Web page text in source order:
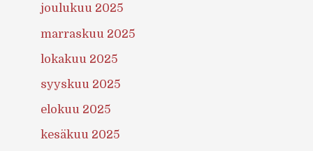
joulukuu 2025
marraskuu 2025
lokakuu 2025
syyskuu 2025
elokuu 2025
kesäkuu 2025